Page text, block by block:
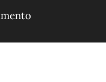
i
t